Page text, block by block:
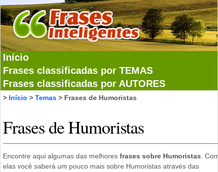
Início
Frases classificadas por TEMAS
Frases classificadas por AUTORES
> Início > Temas > Frases de Humoristas
Frases de Humoristas
Encontre aqui algumas das melhores frases sobre Humoristas .
elas você saberá um pouco mais sobre Humoristas através das